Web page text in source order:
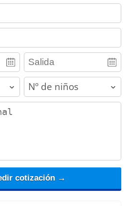
children
cotización →